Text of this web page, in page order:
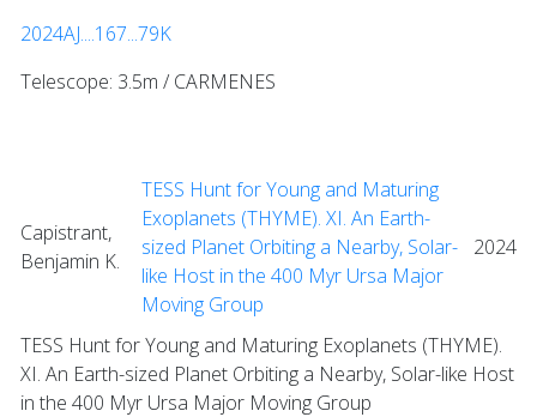
2024AJ....167...79K
Telescope: 3.5m / CARMENES
Capistrant,
Benjamin K.
TESS Hunt for Young and Maturing
Exoplanets (THYME). XI. An Earth-
sized Planet Orbiting a Nearby, Solar-
like Host in the 400 Myr Ursa Major
Moving Group
2024
TESS Hunt for Young and Maturing Exoplanets (THYME).
XI. An Earth-sized Planet Orbiting a Nearby, Solar-like Host
in the 400 Myr Ursa Major Moving Group